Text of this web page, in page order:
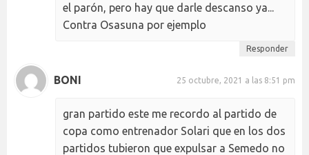
el parón, pero hay que darle descanso ya...
Contra Osasuna por ejemplo
Responder
BONI 25 octubre, 2021 a las 8:51 pm
gran partido este me recordo al partido de
copa como entrenador Solari que en los dos
partidos tubieron que expulsar a Semedo no